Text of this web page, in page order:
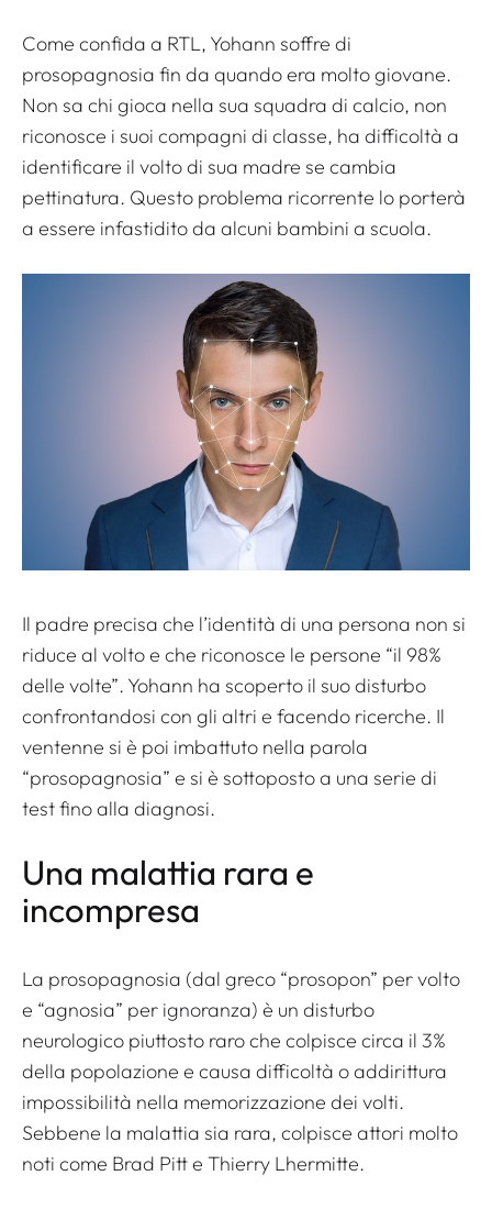
Come confida a RTL, Yohann soffre di
prosopagnosia fin da quando era molto giovane.
Non sa chi gioca nella sua squadra di calcio, non
riconosce i suoi compagni di classe, ha difficoltà a
identificare il volto di sua madre se cambia
pettinatura. Questo problema ricorrente lo porterà
a essere infastidito da alcuni bambini a scuola.
Il padre precisa che l’identità di una persona non si
riduce al volto e che riconosce le persone “il 98%
delle volte”. Yohann ha scoperto il suo disturbo
confrontandosi con gli altri e facendo ricerche. Il
ventenne si è poi imbattuto nella parola
“prosopagnosia” e si è sottoposto a una serie di
test fino alla diagnosi.
Una malattia rara e
incompresa
La prosopagnosia (dal greco “prosopon” per volto
e “agnosia” per ignoranza) è un disturbo
neurologico piuttosto raro che colpisce circa il 3%
della popolazione e causa difficoltà o addirittura
impossibilità nella memorizzazione dei volti.
Sebbene la malattia sia rara, colpisce attori molto
noti come Brad Pitt e Thierry Lhermitte.